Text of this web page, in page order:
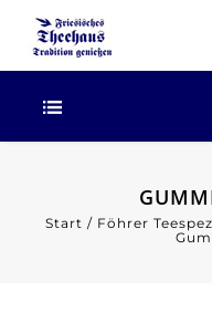
Start / Föhrer